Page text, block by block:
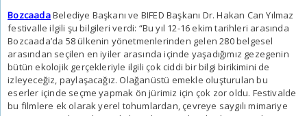
BozcaadaBelediye Başkanı ve BIFED Başkanı Dr. Hakan Can Yılmaz
festivalle ilgili şu bilgileri verdi: “Bu yıl 12-16 ekim tarihleri arasında
Bozcaada’da 58 ülkenin yönetmenlerinden gelen 280 belgesel
arasından seçilen en iyiler arasında içinde yaşadığımız gezegenin
bütün ekolojik gerçekleriyle ilgili çok ciddi bir bilgi birikimini de
izleyeceğiz, paylaşacağız. Olağanüstü emekle oluşturulan bu
eserler içinde seçme yapmak ön jürimiz için çok zor oldu. Festivalde
bu filmlere ek olarak yerel tohumlardan, çevreye saygılı mimariye